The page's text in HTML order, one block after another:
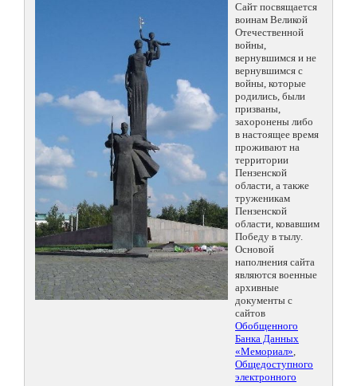
Сайт посвящается
воинам Великой
Отечественной
войны,
вернувшимся и не
вернувшимся с
войны, которые
родились, были
призваны,
захоронены либо
в настоящее время
проживают на
территории
Пензенской
области, а также
труженикам
Пензенской
области, ковавшим
Победу в тылу.
Основой
наполнения сайта
являются военные
архивные
документы с
сайтов
Обобщенного
Банка Данных
«Мемориал»,
Общедоступного
электронного